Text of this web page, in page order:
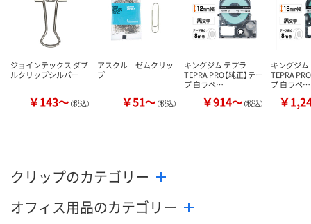
カゴへ カゴへ カ
ジョインテックス ダブ
ルクリップシルバー
￥143～（税込）
アスクル ゼムクリッ
プ
￥51～（税込）
キングジム テプラ
TEPRA PRO【純正】テー
プ 白ラベ…
￥914～（税込）
キングジム
TEPRA
プ 白ラベ…
￥
クリップのカテゴリー
オフィス用品のカテゴリー